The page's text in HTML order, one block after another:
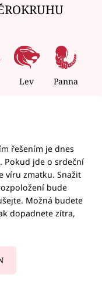
Lev Panna
řešením je dnes
Pokud jde o srdeční
víru zmatku. Snažit
bude
Možná budete
dopadnete zítra,